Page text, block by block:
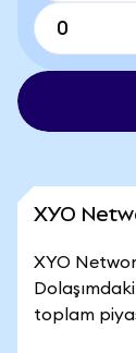
XYO
XYO
toplam